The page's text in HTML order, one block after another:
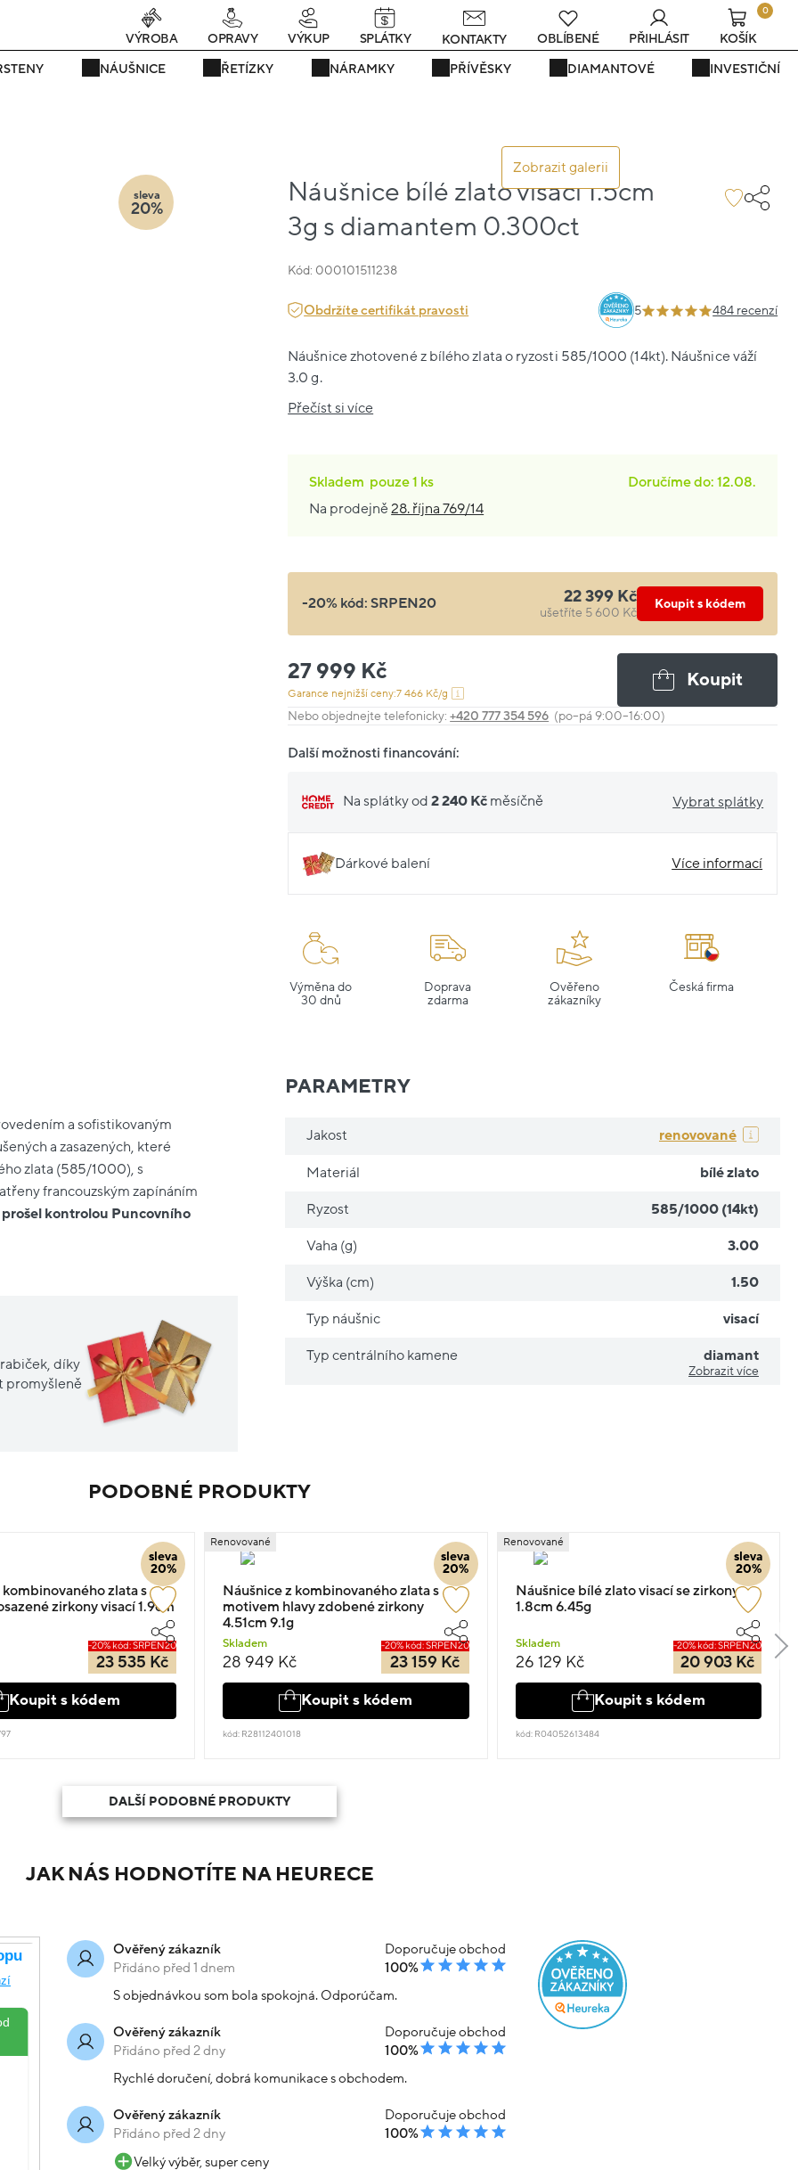
teď! - 20 % na vše! Kód: SRPEN20 22 dní : 8h : 41m : 42s
NÁUŠNICE ŘETÍZKY NÁRAMKY PŘÍVĚSKY DIAMANTOVÉ INVESTIČNÍ
VÝROBA OPRAVY VÝKUP SPLÁTKY KONTAKTY OBLÍBENÉ PŘIHLÁSIT
0
KOŠÍK
Zobrazit galerii
Náušnice bílé zlato visací 1.5cm
3g s diamantem 0.300ct
Kód: 000101511238
sleva
20%
Obdržíte certifikát pravosti 5 484 recenzí
Náušnice zhotovené z bílého zlata o ryzosti 585/1000 (14kt). Náušnice váží
3.0 g.
Přečíst si více
Skladem pouze1 ks
Doručíme do: 12.08.
Na prodejně28. října 769/14
-20% kód:SRPEN20 22 399 Kč
ušetříte 5 600 Kč
Koupit s kódem
27 999 Kč
Garance nejnižší ceny:7 466 Kč/g
Koupit
Nebo objednejte telefonicky:+420 777 354 596 (po–pá 9:00–16:00)
Další možnosti financování:
Na splátky od2 240 Kč měsíčně Vybrat splátky
Dárkové balení Více informací
Výměna do
30 dnů
Doprava
zdarma
Ověřeno
zákazníky
Česká firma
a sofistikovaným
a zasazených, které
zlata (585/1000), s
francouzským zapínáním
prošel kontrolou Puncovního
díky
promyšleně
PARAMETRY
Jakost renovované
Materiál bílé zlato
Ryzost 585/1000 (14kt)
Vaha (g) 3.00
Výška (cm) 1.50
Typ náušnic visací
Typ centrálního kamene diamant
Zobrazit více
PODOBNÉ PRODUKTY
sleva
20%
zlata s
zirkony visací 1.9cm
-20% kód: SRPEN20
23 535 Kč
Koupit s kódem
sleva
20%
Renovované
Náušnice z kombinovaného zlata s
motivem hlavy zdobené zirkony
4.51cm 9.1g
Skladem
28 949 Kč
-20% kód: SRPEN20
23 159 Kč
Koupit s kódem
kód: R28112401018
sleva
20%
Renovované
Náušnice bílé zlato visací se zirkony
1.8cm 6.45g
Skladem
26 129 Kč
-20% kód: SRPEN20
20 903 Kč
Koupit s kódem
kód: R04052613484
DALŠÍ PODOBNÉ PRODUKTY
JAK NÁS HODNOTÍTE NA HEURECE
Ověřený zákazník
Přidáno před 1 dnem
Doporučuje obchod
100%
S objednávkou som bola spokojná. Odporúčam.
Ověřený zákazník
Přidáno před 2 dny
Doporučuje obchod
100%
Rychlé doručení, dobrá komunikace s obchodem.
Ověřený zákazník
Přidáno před 2 dny
Doporučuje obchod
100%
Velký výběr, super ceny